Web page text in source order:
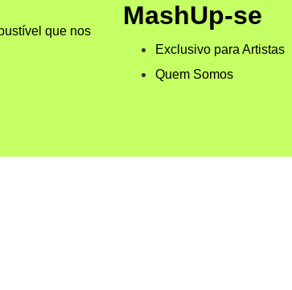
que nos
MashUp-se
Exclusivo para Artistas
Quem Somos